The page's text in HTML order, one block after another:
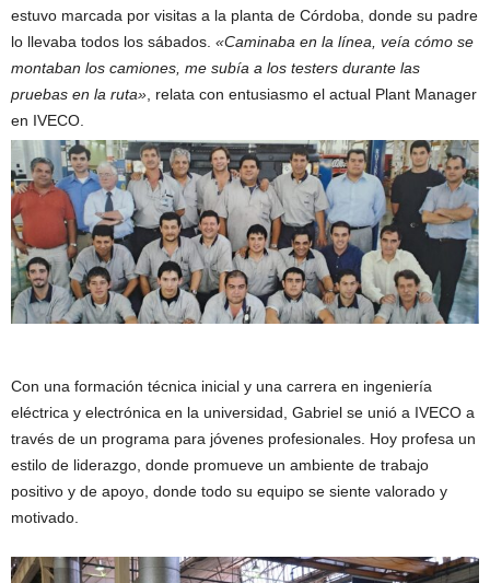
estuvo marcada por visitas a la planta de Córdoba, donde su padre
lo llevaba todos los sábados. «Caminaba en la línea, veía cómo se
montaban los camiones, me subía a los testers durante las
pruebas en la ruta» , relata con entusiasmo el actual Plant Manager
en IVECO.
Con una formación técnica inicial y una carrera en ingeniería
eléctrica y electrónica en la universidad, Gabriel se unió a IVECO a
través de un programa para jóvenes profesionales. Hoy profesa un
estilo de liderazgo, donde promueve un ambiente de trabajo
positivo y de apoyo, donde todo su equipo se siente valorado y
motivado.